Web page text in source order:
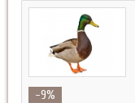
-9%